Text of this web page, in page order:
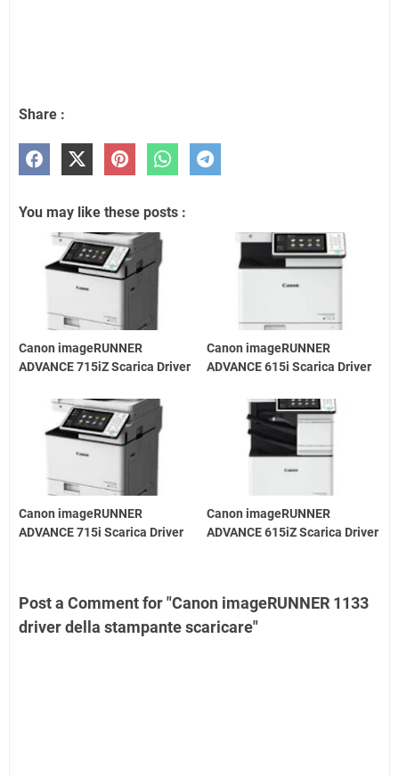
Share :
You may like these posts :
Canon imageRUNNER
ADVANCE 715iZ Scarica Driver
Canon imageRUNNER
ADVANCE 615i Scarica Driver
Canon imageRUNNER
ADVANCE 715i Scarica Driver
Canon imageRUNNER
ADVANCE 615iZ Scarica Driver
Post a Comment for "Canon imageRUNNER 1133
driver della stampante scaricare"